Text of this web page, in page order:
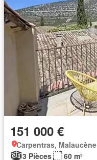
151 000 €
Carpentras, Malaucène
3 Pièces
60 m²